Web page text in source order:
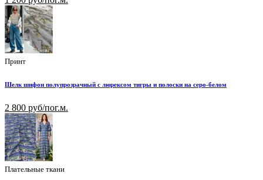
Принт
Шелк шифон полупрозрачный с люрексом тигры и полоски на серо-белом
2 800 руб/пог.м.
Плательные ткани